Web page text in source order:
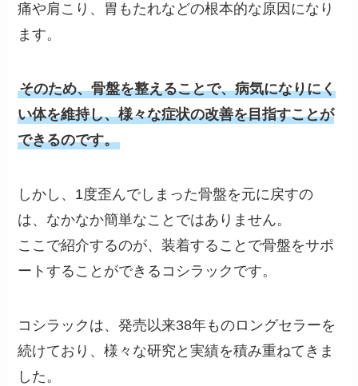
痛や肩こり、胃もたれなどの根本的な原因になり
ます。
そのため、骨盤を整えることで、病気になりにく
い体を維持し、様々な症状の改善を目指すことが
できるのです。
しかし、1度歪んでしまった骨盤を元に戻すの
は、なかなか簡単なことではありません。
ここで紹介するのが、装着することで骨盤をサポ
ートすることができるコシラックです。
コシラックは、発売以来38年ものロングセラーを
続けており、様々な研究と実績を積み重ねてきま
した。